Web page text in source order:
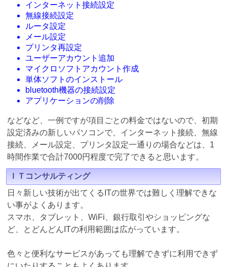
インターネット接続設定
無線接続設定
ルータ設定
メール設定
プリンタ再設定
ユーザーアカウント追加
マイクロソフトアカウント作成
単体ソフトのインストール
bluetooth機器の接続設定
アプリケーションの削除
などなど、一例ですが項目ごとの料金ではないので、初期
設定済みの新しいパソコンで、インターネット接続、無線
接続、メール設定、プリンタ設定一通りの場合などは、1
時間作業で合計7000円程度で完了できると思います。
ＩＴコンサルティング
日々新しい技術が出てくるITの世界では難しく理解できな
い事がよくあります。
スマホ、タブレット、WiFi、銀行取引やショッピングな
ど、とどんどんITの利用範囲は広がっています。
色々と便利なサービスがあっても理解できずに利用できず